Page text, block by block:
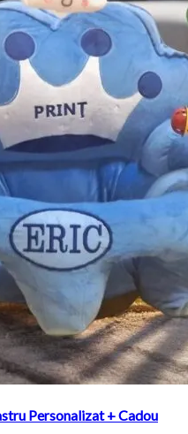
Personalizat + Cadou